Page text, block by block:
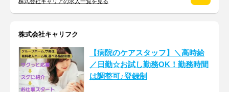
株式会社キャリフク
【病院のケアスタッフ】＼高時給
／日勤☆お試し勤務OK！勤務時間
は調整可♪登録制